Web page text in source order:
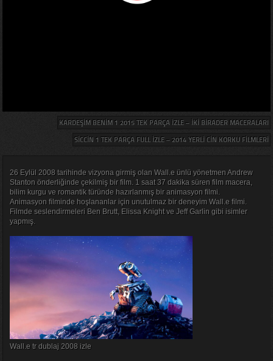
KARDEŞIM BENIM 1 2015 TEK PARÇA IZLE – İKI BIRADER MACERALARI
SICCIN 1 TEK PARÇA FULL IZLE – 2014 YERLI CIN KORKU FILMLERI
26 Eylül 2008 tarihinde vizyona girmiş olan Wall.e ünlü yönetmen Andrew
Stanton önderliğinde çekilmiş bir film. 1 saat 37 dakika süren film macera,
bilim kurgu ve romantik türünde hazırlanmış bir animasyon filmi.
Animasyon filminde hoşlananlar için unutulmaz bir deneyim Wall.e filmi.
Filmde seslendirmeleri Ben Brutt, Elissa Knight ve Jeff Garlin gibi isimler
yapmış.
Wall.e tr dublaj 2008 izle